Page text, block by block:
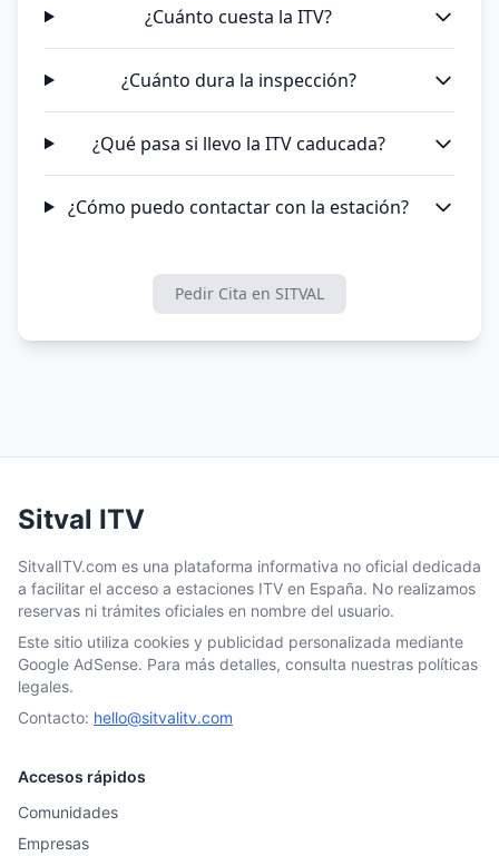
¿Cuánto cuesta la ITV?
¿Cuánto dura la inspección?
¿Qué pasa si llevo la ITV caducada?
¿Cómo puedo contactar con la estación?
Pedir Cita en SITVAL
Sitval ITV
SitvalITV.com es una plataforma informativa no oficial dedicada
a facilitar el acceso a estaciones ITV en España. No realizamos
reservas ni trámites oficiales en nombre del usuario.
Este sitio utiliza cookies y publicidad personalizada mediante
Google AdSense. Para más detalles, consulta nuestras políticas
legales.
Contacto: hello@sitvalitv.com
Accesos rápidos
Comunidades
Empresas